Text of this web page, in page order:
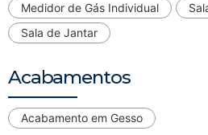
Medidor de Gás Individual
Sala de Jantar
Acabamentos
Acabamento em Gesso